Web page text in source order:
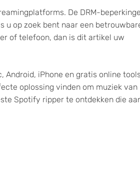
De DRM-
u op zoek bent naar een
of telefoon, dan is dit artikel uw
Android, iPhone en gratis online
oplossing vinden om muziek van
Spotify ripper te ontdekken die